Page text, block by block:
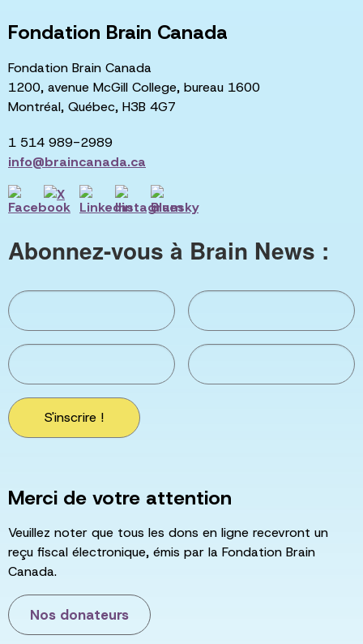
Fondation Brain Canada
Fondation Brain Canada
1200, avenue McGill College, bureau 1600
Montréal, Québec, H3B 4G7
1 514 989-2989
info@braincanada.ca
Abonnez-vous à Brain News :
S'inscrire !
Merci de votre attention
Veuillez noter que tous les dons en ligne recevront un
reçu fiscal électronique, émis par la Fondation Brain
Canada.
Nos donateurs